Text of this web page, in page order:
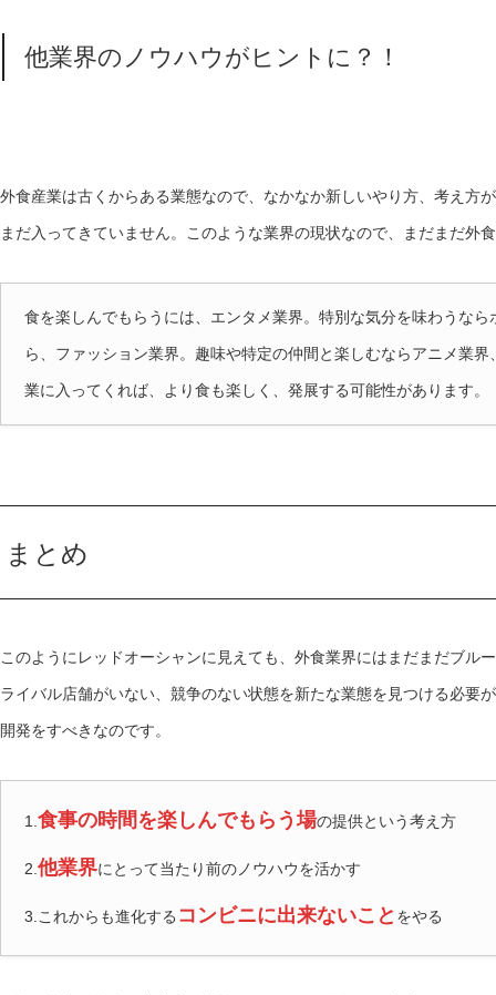
他業界のノウハウがヒントに？！
外食産業は古くからある業態なので、なかなか新しいやり方、考え方
まだ入ってきていません。このような業界の現状なので、まだまだ外
食を楽しんでもらうには、エンタメ業界。特別な気分を味わうな
ら、ファッション業界。趣味や特定の仲間と楽しむならアニメ業
業に入ってくれば、より食も楽しく、発展する可能性があります。
まとめ
このようにレッドオーシャンに見えても、外食業界にはまだまだブル
ライバル店舗がいない、競争のない状態を新たな業態を見つける必要
開発をすべきなのです。
1. 食事の時間を楽しんでもらう場の提供という考え方
2. 他業界にとって当たり前のノウハウを活かす
3.これからも進化する コンビニに出来ないこと をやる